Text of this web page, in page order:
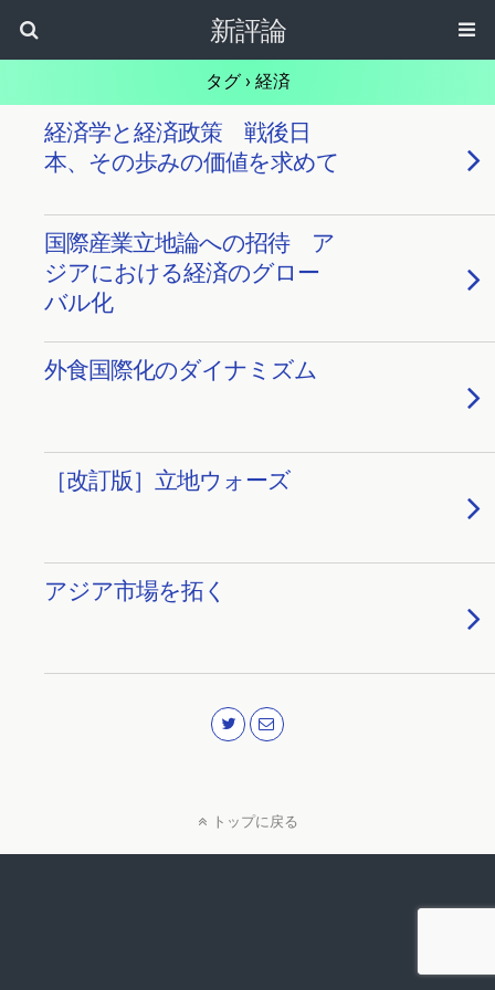
新評論
タグ › 経済
経済学と経済政策 戦後日
本、その歩みの価値を求めて
国際産業立地論への招待 ア
ジアにおける経済のグロー
バル化
外食国際化のダイナミズム
［改訂版］立地ウォーズ
アジア市場を拓く
トップに戻る